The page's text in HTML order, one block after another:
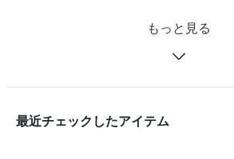
もっと見る
最近チェックしたアイテム